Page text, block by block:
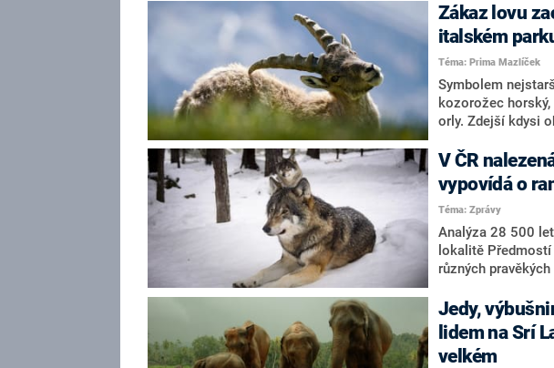
záběrů získaných
nezákonně
kontroverzní
zemí, kde je
Zákaz lovu
italském
Téma: Prima Mazlíček
Symbolem
kozorožec
orly. Zdejší kdysi
kozorožci mohli
V ČR
vypovídá o
Téma: Zprávy
Analýza 28 500
lokalitě
různých
které se živily
domestikaci psů.
Phys.
Jedy,
lidem na Srí
velkém